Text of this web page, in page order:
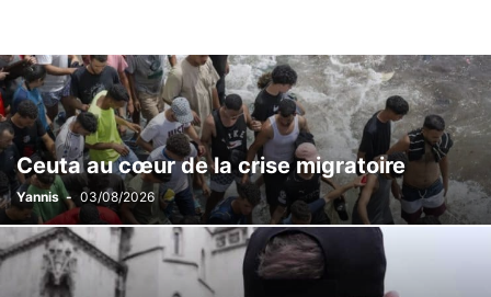
Ceuta au cœur de la crise migratoire
Yannis - 03/08/2026